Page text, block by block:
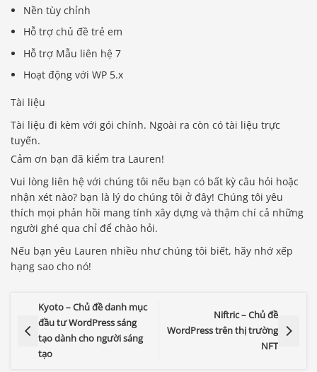
Nền tùy chỉnh
Hỗ trợ chủ đề trẻ em
Hỗ trợ Mẫu liên hệ 7
Hoạt động với WP 5.x
Tài liệu
Tài liệu đi kèm với gói chính. Ngoài ra còn có tài liệu trực
tuyến.
Cảm ơn bạn đã kiểm tra Lauren!
Vui lòng liên hệ với chúng tôi nếu bạn có bất kỳ câu hỏi hoặc
nhận xét nào? bạn là lý do chúng tôi ở đây! Chúng tôi yêu
thích mọi phản hồi mang tính xây dựng và thậm chí cả những
người ghé qua chỉ để chào hỏi.
Nếu bạn yêu Lauren nhiều như chúng tôi biết, hãy nhớ xếp
hạng sao cho nó!
Kyoto – Chủ đề danh mục
đầu tư WordPress sáng
tạo dành cho người sáng
tạo
Niftric – Chủ đề
WordPress trên thị trường
NFT